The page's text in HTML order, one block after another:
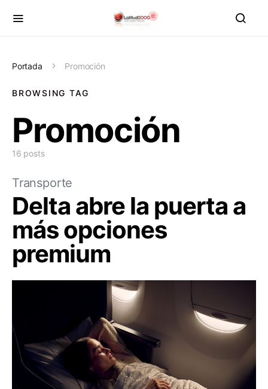
Portada Promoción
BROWSING TAG
Promoción
16 posts
Transporte
Delta abre la puerta a
más opciones
premium